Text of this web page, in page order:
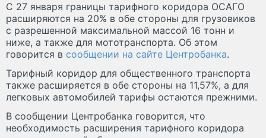
С 27 января границы тарифного коридора ОСАГО
расширяются на 20% в обе стороны для грузовиков
с разрешенной максимальной массой 16 тонн и
ниже, а также для мототранспорта. Об этом
говорится в сообщении на сайте Центробанка.
Тарифный коридор для общественного транспорта
также расширяется в обе стороны на 11,57%, а для
легковых автомобилей тарифы остаются прежними.
В сообщении Центробанка говорится, что
необходимость расширения тарифного коридора